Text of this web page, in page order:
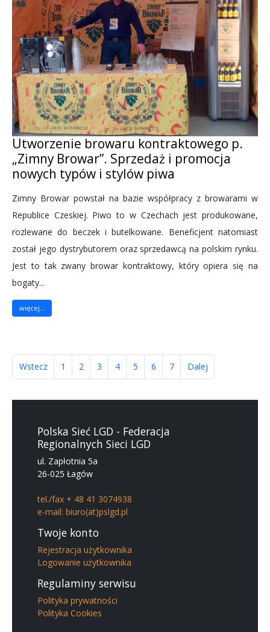
Utworzenie browaru kontraktowego p.
„Zimny Browar”. Sprzedaż i promocja
nowych typów i stylów piwa
Zimny Browar powstał na bazie współpracy z browarami w
Republice Czeskiej. Piwo to w Czechach jest produkowane,
rozlewane do beczek i butelkowane. Beneficjent natomiast
został jego dystrybutorem oraz sprzedawcą na polskim rynku.
Jest to tak zwany browar kontraktowy, który opiera się na
bogaty...
więcej...
Wstecz 1 2 3 4 5 6 7 Dalej
Polska Sieć LGD - Federacja
Regionalnych Sieci LGD
ul. Zapłotnia 5a
26-025 Łagów
tel./fax + 48 41 3074938
e-mail: biuro(at)pslgd.pl
Twoje konto
Rejestracja użytkownika
Logowanie użytkownika
Regulaminy serwisu
Polityka prywatności
Polityka Cookies